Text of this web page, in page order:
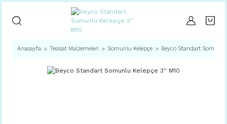
Anasayfa Tesisat Malzemeleri Somunlu Kelepçe Beyco Standart Somunlu